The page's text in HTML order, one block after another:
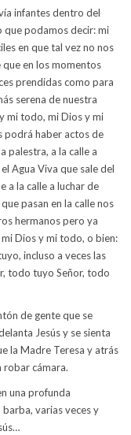
infantes dentro del
que podamos decir: mi
en que tal vez no nos
que en los momentos
prendidas como para
serena de nuestra
mi todo, mi Dios y mi
podrá haber actos de
palestra, a la calle a
Agua Viva que sale del
a la calle a luchar de
pasan en la calle nos
hermanos pero ya
Dios y mi todo, o bien:
incluso a veces las
todo tuyo Señor, todo
de gente que se
Jesús y se sienta
la Madre Teresa y atrás
robar cámara.
una profunda
varias veces y